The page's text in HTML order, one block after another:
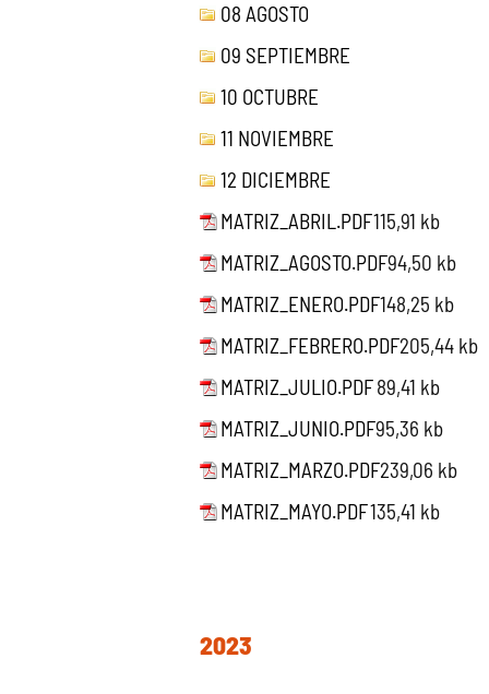
08 AGOSTO
09 SEPTIEMBRE
10 OCTUBRE
11 NOVIEMBRE
12 DICIEMBRE
MATRIZ_ABRIL.PDF115,91 kb
MATRIZ_AGOSTO.PDF94,50 kb
MATRIZ_ENERO.PDF148,25 kb
MATRIZ_FEBRERO.PDF205,44 kb
MATRIZ_JULIO.PDF89,41 kb
MATRIZ_JUNIO.PDF95,36 kb
MATRIZ_MARZO.PDF239,06 kb
MATRIZ_MAYO.PDF135,41 kb
2023